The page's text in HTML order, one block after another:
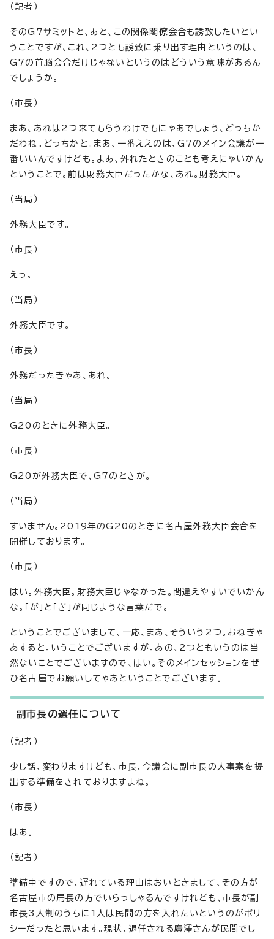
（記者）
そのG7サミットと、あと、この関係閣僚会合も誘致したいとい
うことですが、これ、2つとも誘致に乗り出す理由というのは、
G7の首脳会合だけじゃないというのはどういう意味があるん
でしょうか。
（市長）
まあ、あれは2つ来てもらうわけでもにゃあでしょう、どっちか
だわね。どっちかと。まあ、一番ええのは、G7のメイン会議が一
番いいんですけども。まあ、外れたときのことも考えにゃいかん
ということで。前は財務大臣だったかな、あれ。財務大臣。
（当局）
外務大臣です。
（市長）
えっ。
（当局）
外務大臣です。
（市長）
外務だったきゃあ、あれ。
（当局）
G20のときに外務大臣。
（市長）
G20が外務大臣で、G7のときが。
（当局）
すいません。2019年のG20のときに名古屋外務大臣会合を
開催しております。
（市長）
はい。外務大臣。財務大臣じゃなかった。間違えやすいでいかん
な。「が」と「ざ」が同じような言葉だで。
ということでございまして、一応、まあ、そういう2つ。おねぎゃ
あすると。いうことでございますが。あの、2つともいうのは当
然ないことでございますので、はい。そのメインセッションをぜ
ひ名古屋でお願いしてゃあということでございます。
副市長の選任について
（記者）
少し話、変わりますけども、市長、今議会に副市長の人事案を提
出する準備をされておりますよね。
（市長）
はあ。
（記者）
準備中ですので、遅れている理由はおいときまして、その方が
名古屋市の局長の方でいらっしゃるんですけれども、市長が副
市長3人制のうちに1人は民間の方を入れたいというのがポリ
シーだったと思います。現状、退任される廣澤さんが民間でし